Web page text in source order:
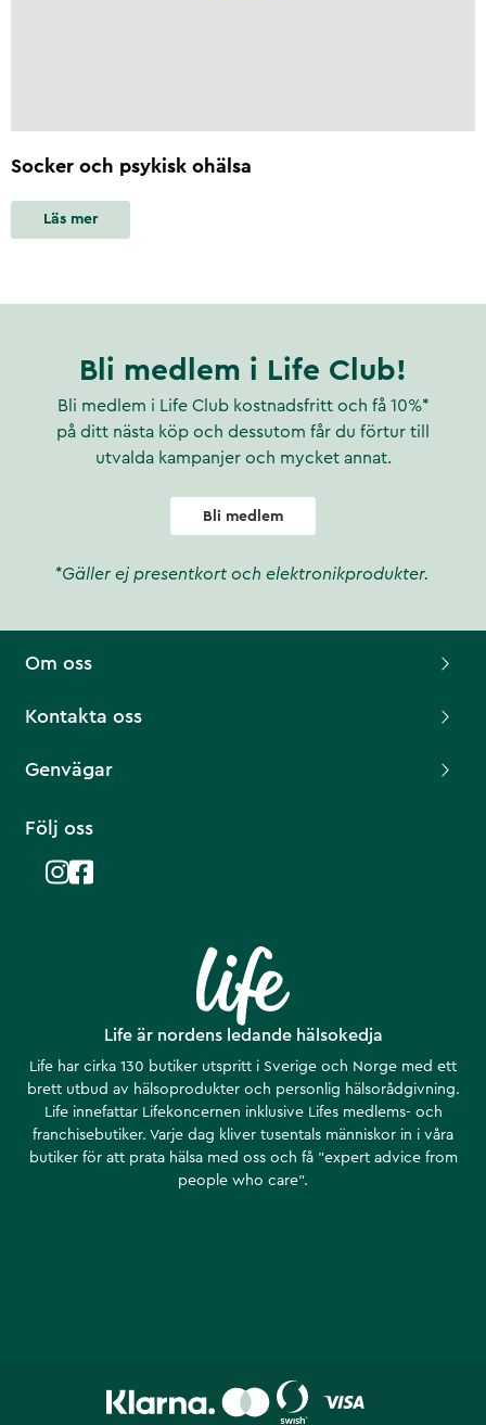
Socker och psykisk ohälsa
Läs mer
Bli medlem i Life Club!
Bli medlem i Life Club kostnadsfritt och få 10%*
på ditt nästa köp och dessutom får du förtur till
utvalda kampanjer och mycket annat.
Bli medlem
*Gäller ej presentkort och elektronikprodukter.
Life är nordens ledande hälsokedja
Life har cirka 130 butiker utspritt i Sverige och Norge med ett
brett utbud av hälsoprodukter och personlig hälsorådgivning.
Life innefattar Lifekoncernen inklusive Lifes medlems- och
franchisebutiker. Varje dag kliver tusentals människor in i våra
butiker för att prata hälsa med oss och få ”expert advice from
people who care”.
Om oss
Kontakta oss
Genvägar
Följ oss